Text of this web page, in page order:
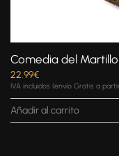
Comedia del Martillo
22.99€
IVA incluidos (envío Gratis a
Añadir al carrito